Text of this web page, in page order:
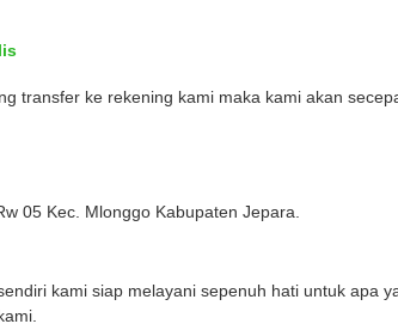
transfer ke rekening kami maka kami akan
05 Kec. Mlonggo Kabupaten Jepara.
kami siap melayani sepenuh hati untuk apa